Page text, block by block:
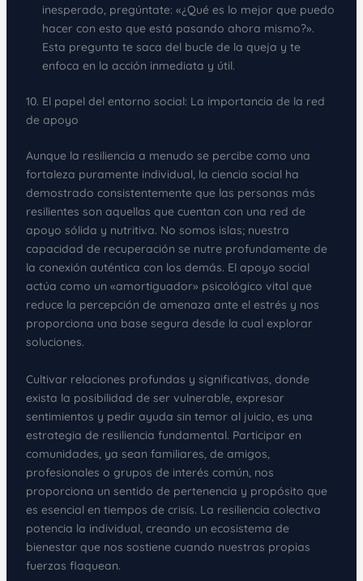
inesperado, pregúntate: «¿Qué es lo mejor que puedo
hacer con esto que está pasando ahora mismo?».
Esta pregunta te saca del bucle de la queja y te
enfoca en la acción inmediata y útil.
10. El papel del entorno social: La importancia de la red
de apoyo
Aunque la resiliencia a menudo se percibe como una
fortaleza puramente individual, la ciencia social ha
demostrado consistentemente que las personas más
resilientes son aquellas que cuentan con una red de
apoyo sólida y nutritiva. No somos islas; nuestra
capacidad de recuperación se nutre profundamente de
la conexión auténtica con los demás. El apoyo social
actúa como un «amortiguador» psicológico vital que
reduce la percepción de amenaza ante el estrés y nos
proporciona una base segura desde la cual explorar
soluciones.
Cultivar relaciones profundas y significativas, donde
exista la posibilidad de ser vulnerable, expresar
sentimientos y pedir ayuda sin temor al juicio, es una
estrategia de resiliencia fundamental. Participar en
comunidades, ya sean familiares, de amigos,
profesionales o grupos de interés común, nos
proporciona un sentido de pertenencia y propósito que
es esencial en tiempos de crisis. La resiliencia colectiva
potencia la individual, creando un ecosistema de
bienestar que nos sostiene cuando nuestras propias
fuerzas flaquean.